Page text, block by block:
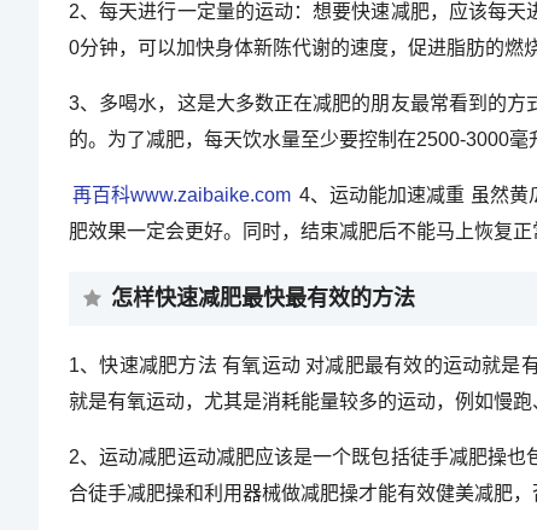
2、每天进行一定量的运动：想要快速减肥，应该每
0分钟，可以加快身体新陈代谢的速度，促进脂肪的燃烧
3、多喝水，这是大多数正在减肥的朋友最常看到的
的。为了减肥，每天饮水量至少要控制在2500-3000
再百科www.zaibaike.com 4、运动能加速减重 虽然黄
肥效果一定会更好。同时，结束减肥后不能马上恢复正
怎样快速减肥最快最有效的方法
1、快速减肥方法 有氧运动 对减肥最有效的运动就是
就是有氧运动，尤其是消耗能量较多的运动，例如慢
2、运动减肥运动减肥应该是一个既包括徒手减肥操
合徒手减肥操和利用器械做减肥操才能有效健美减肥，